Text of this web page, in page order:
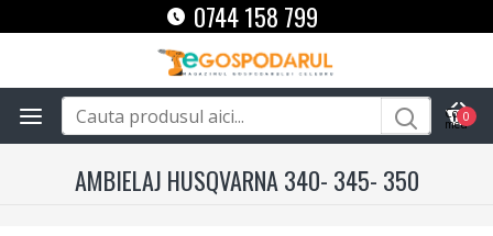
0744 158 799
0
AMBIELAJ HUSQVARNA 340- 345- 350